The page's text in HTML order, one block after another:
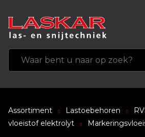
Assortiment Lastoebehoren
vloeistof elektrolyt